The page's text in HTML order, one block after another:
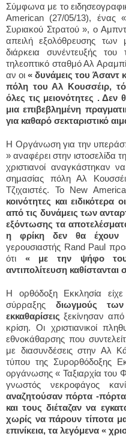
Σύμφωνα με το
American (27/05/13), ένας
Συριακού Στρατού », ο
απειλή εξολόθρευσης των
διάρκεια συνέντευξής
τηλεοπτικό σταθμό Αλ
αν οι« δυνάμεις του Άσαντ
πόλη του Αλ Κουσσέιρ,
όλες τις μειονότητες . Δεν
μια επιβεβλημένη
για καθαρό σεκταριστικό
Η Οργάνωση για την
» αναφέρει στην ιστοσελίδα
χριστιανοί αναγκάστηκαν
σημασίας πόλη Αλ
Τζιχαιστές. Το New
κοινότητες και ειδικότερα
από τις δυνάμεις των
εξόντωσης τα
η φρίκη δεν θα έχουν
γερουσιαστής Rand Paul
ότι « με την ψήφο
αντιπολίτευση
Η ορθόδοξη Εκκλησία
σύρραξης διωγμούς των
εκκαθαρίσειςξεκίνησαν
κρίση. Οι χριστιανικοί
εθνοκάθαρσης που
με διασυνδέσεις στην Αλ
τύπου της Συρορθόδοξης
οργάνωσης « Ταξιαρχία του
γνωστός νεκροφάγος
αναζητούσαν πόρτα -
και τους διέταζαν να
χωρίς να πάρουν τίποτα
επινίκεια, τα λεγόμενα «